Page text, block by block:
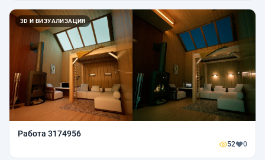
3D И ВИЗУАЛИЗАЦИЯ
Работа 3174956
52 0